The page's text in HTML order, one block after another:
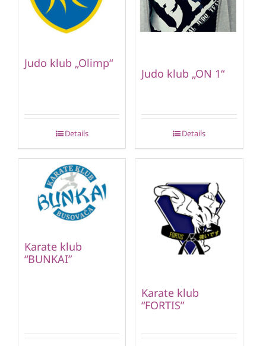
Judo klub „Olimp“
Details
Judo klub „ON 1“
Details
Karate klub
“BUNKAI”
Karate klub
“FORTIS”